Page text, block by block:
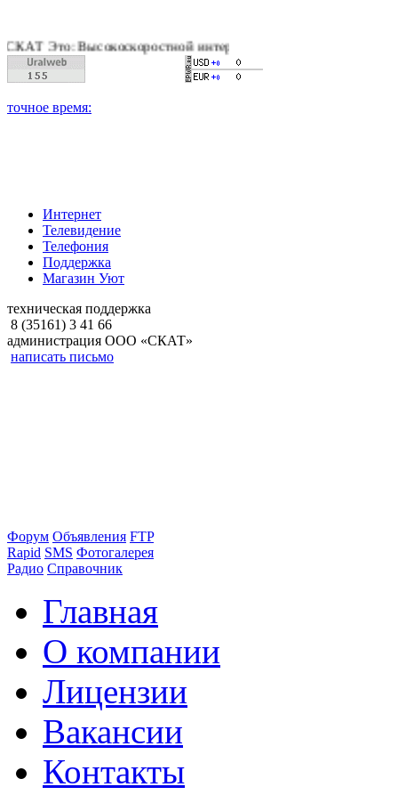
Высокоскоростной интернет, качественное цифровое и
Интернет
Телевидение
Телефония
Поддержка
Магазин Уют
техническая поддержка
8 (35161) 3 41 66
администрация ООО «СКАТ»
написать письмо
Форум Объявления FTP
Rapid SMS Фотогалерея
Радио Справочник
Главная
О компании
Лицензии
Вакансии
Контакты